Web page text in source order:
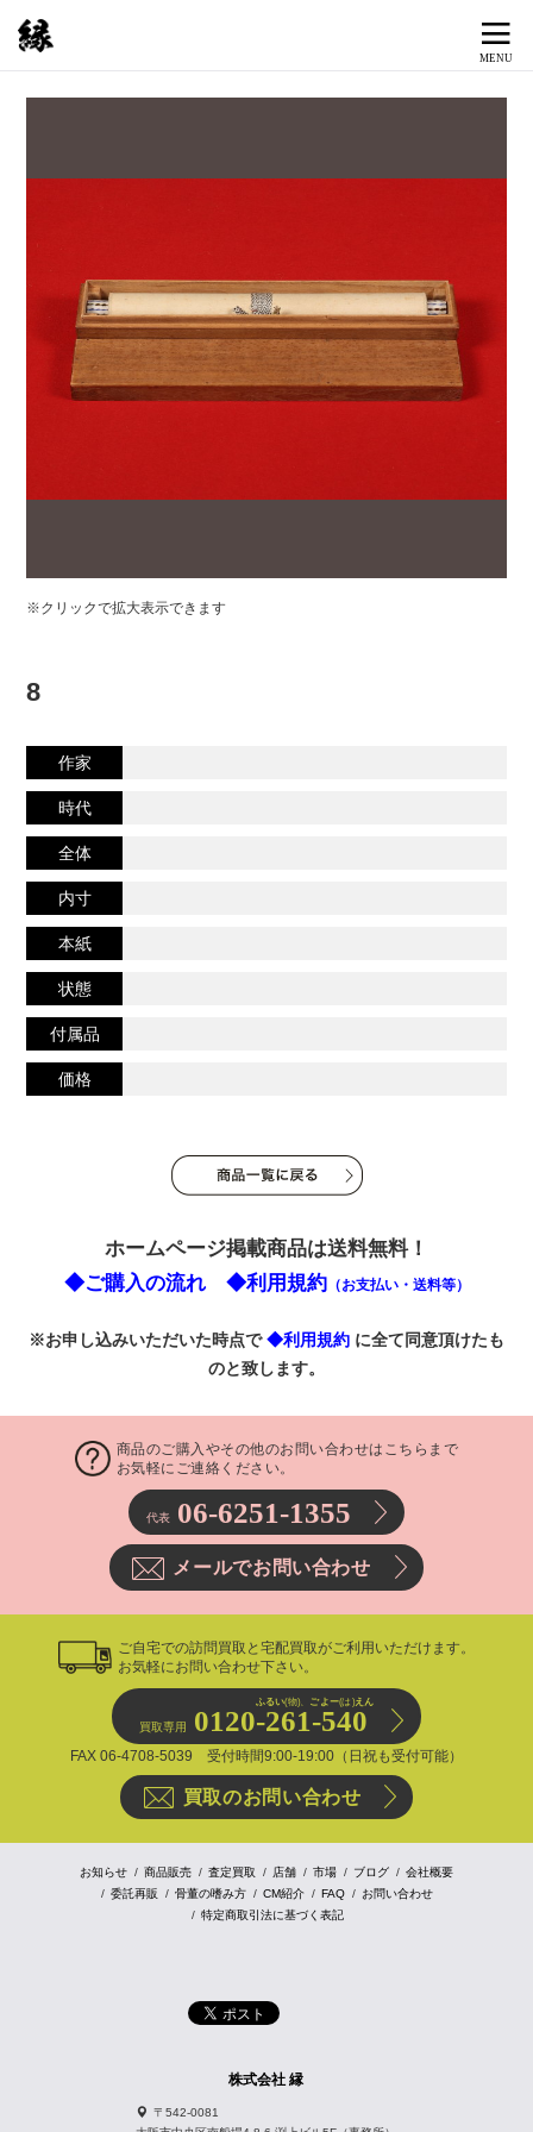
※クリックで拡大表示できます
8
作家
時代
全体
内寸
本紙
状態
付属品
価格
ホームページ掲載商品は送料無料！
◆ご購入の流れ
◆利用規約 （お支払い・送料等）
※お申し込みいただいた時点で◆利用規約 に全て同意頂けたも
のと致します。
商品のご購入やその他のお問い合わせはこちらまで
お気軽にご連絡ください。
代表 06-6251-1355
メールでお問い合わせ
ご自宅での訪問買取と宅配買取がご利用いただけます。
お気軽にお問い合わせ下さい。
ふるい(物)、 ごよー(は)えん
買取専用 0120-261-540
FAX 06-4708-5039 受付時間9:00-19:00（日祝も受付可能）
買取のお問い合わせ
お知らせ 商品販売 査定買取 店舗 市場 ブログ
会社概要
委託再販
骨董の嗜み方 CM紹介 FAQ
お問い合わせ
特定商取引法に基づく表記
株式会社 縁
〒542-0081